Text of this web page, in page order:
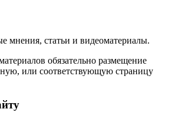
мнения, статьи и видеоматериалы.
обязательно размещение
или соответствующую страницу